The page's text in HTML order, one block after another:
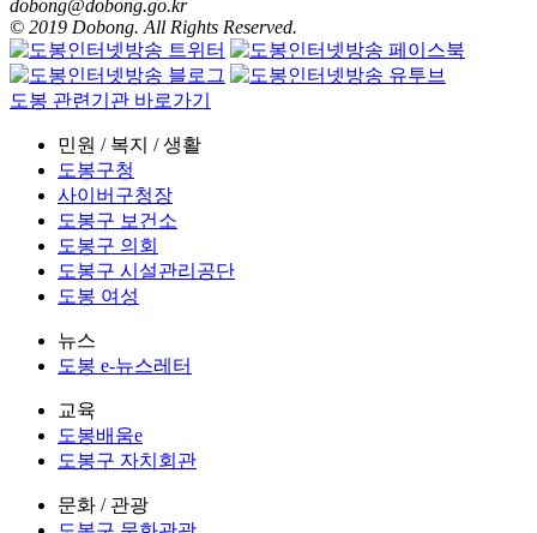
dobong@dobong.go.kr
© 2019 Dobong. All Rights Reserved.
도봉 관련기관 바로가기
민원 / 복지 / 생활
도봉구청
사이버구청장
도봉구 보건소
도봉구 의회
도봉구 시설관리공단
도봉 여성
뉴스
도봉 e-뉴스레터
교육
도봉배움e
도봉구 자치회관
문화 / 관광